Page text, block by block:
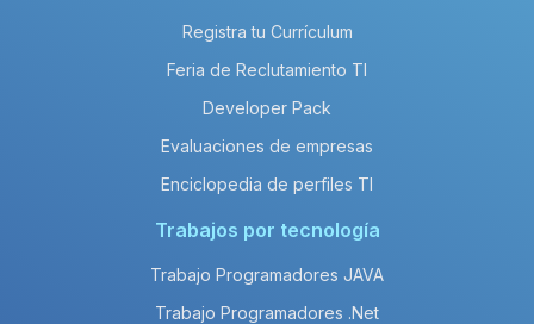
Registra tu Currículum
Feria de Reclutamiento TI
Developer Pack
Evaluaciones de empresas
Enciclopedia de perfiles TI
Trabajos por tecnología
Trabajo Programadores JAVA
Trabajo Programadores .Net